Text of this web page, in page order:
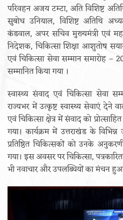
परिवहन अजय टम्टा, अति विशिष्ट
सुबोध उनियाल, विशिष्ट अतिथि
कंडवाल, अपर सचिव मुख्यमंत्री एवं
निदेशक, चिकित्सा शिक्षा आशुतोष
एवं चिकित्सा सेवा सम्मान समारोह –
सम्मानित किया गया ।
स्वास्थ्य संवाद एवं चिकित्सा सेवा
राज्यभर में उत्कृष्ट स्वास्थ्य सेवाएं देने
एवं चिकित्सा क्षेत्र में संवाद को
गया। कार्यक्रम में उत्तराखंड के
प्रतिष्ठित चिकित्सकों को उनके
गया। इस अवसर पर चिकित्सा,
भी नवाचार और उपलब्धियों का मंचन